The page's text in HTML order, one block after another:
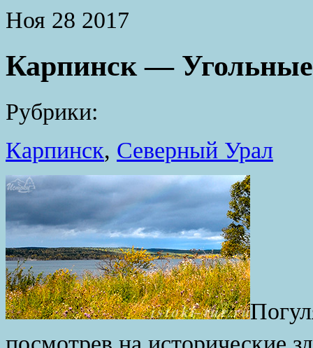
Ноя 28 2017
Карпинск —
Рубрики:
Карпинск, Северный Урал